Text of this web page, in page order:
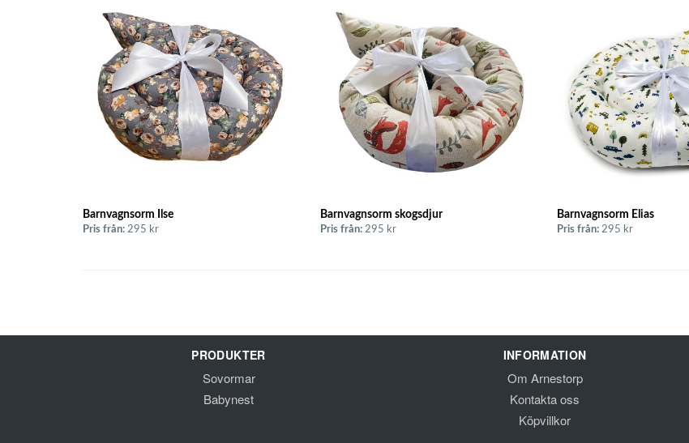
Barnvagnsorm Ilse
Pris från: 295 kr
Barnvagnsorm skogsdjur
Pris från:295 kr
Barnvagnsorm Elias
Pris från: 295 kr
PRODUKTER
Sovormar
Babynest
INFORMATION
Om Arnestorp
Kontakta oss
Köpvillkor